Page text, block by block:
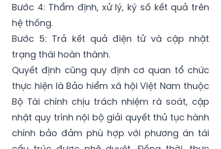
Bước 4: Thẩm định, xử lý, ký số kết quả trên
hệ thống.
Bước 5: Trả kết quả điện tử và cập nhật
trạng thái hoàn thành.
Quyết định cũng quy định cơ quan tổ chức
thực hiện là Bảo hiểm xã hội Việt Nam thuộc
Bộ Tài chính chịu trách nhiệm rà soát, cập
nhật quy trình nội bộ giải quyết thủ tục hành
chính bảo đảm phù hợp với phương án tái